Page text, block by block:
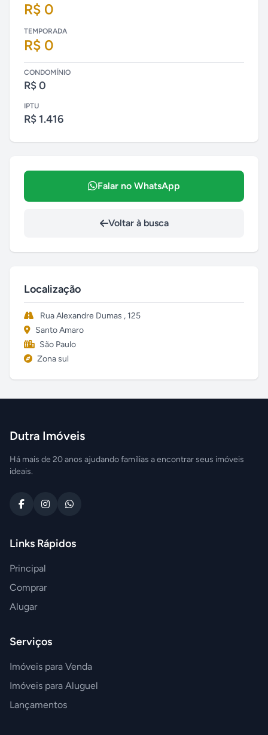
R$ 0
TEMPORADA
R$ 0
CONDOMÍNIO
R$ 0
IPTU
R$ 1.416
Falar no WhatsApp
Voltar à busca
Localização
Rua Alexandre Dumas , 125
Santo Amaro
São Paulo
Zona sul
Dutra Imóveis
Há mais de 20 anos ajudando famílias a encontrar seus imóveis
ideais.
Links Rápidos
Principal
Comprar
Alugar
Serviços
Imóveis para Venda
Imóveis para Aluguel
Lançamentos